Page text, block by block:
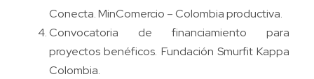
Conecta. MinComercio – Colombia productiva.
Convocatoria de financiamiento para
proyectos benéficos. Fundación Smurfit Kappa
Colombia.